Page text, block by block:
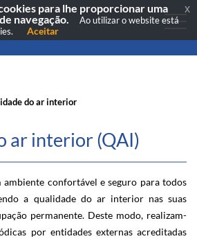
do ar interior
ar interior (QAI)
confortável e seguro para todos
a qualidade do ar interior nas suas
pe​rmanente. Deste modo​​, realizam-
por entidades externas acreditadas
para lhe proporcionar uma
navegação.
Ao utilizar o website está
Aceitar
x